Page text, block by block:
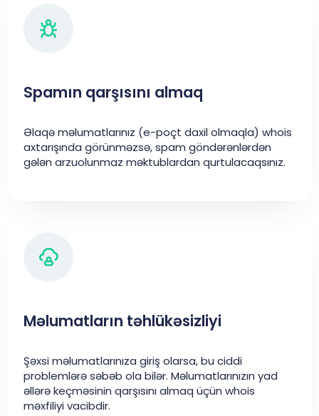
Spamın qarşısını almaq
Əlaqə məlumatlarınız (e-poçt daxil olmaqla) whois
axtarışında görünməzsə, spam göndərənlərdən
gələn arzuolunmaz məktublardan qurtulacaqsınız.
Məlumatların təhlükəsizliyi
Şəxsi məlumatlarınıza giriş olarsa, bu ciddi
problemlərə səbəb ola bilər. Məlumatlarınızın yad
əllərə keçməsinin qarşısını almaq üçün whois
məxfiliyi vacibdir.